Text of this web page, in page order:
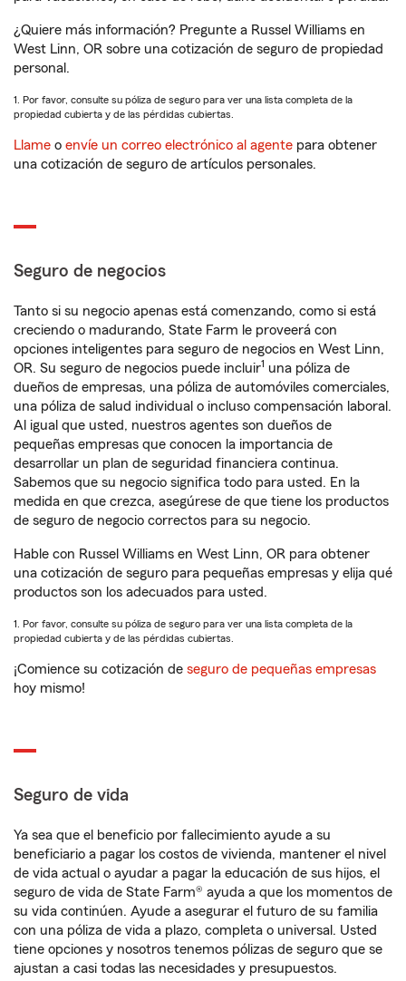
¿Quiere más información? Pregunte a Russel Williams en
West Linn, OR sobre una cotización de seguro de propiedad
personal.
1. Por favor, consulte su póliza de seguro para ver una lista completa de la
propiedad cubierta y de las pérdidas cubiertas.
Llame o envíe un correo electrónico al agente para obtener
una cotización de seguro de artículos personales.
Seguro de negocios
Tanto si su negocio apenas está comenzando, como si está
creciendo o madurando, State Farm le proveerá con
opciones inteligentes para seguro de negocios en West Linn,
OR. Su seguro de negocios puede incluir1 una póliza de
dueños de empresas, una póliza de automóviles comerciales,
una póliza de salud individual o incluso compensación laboral.
Al igual que usted, nuestros agentes son dueños de
pequeñas empresas que conocen la importancia de
desarrollar un plan de seguridad financiera continua.
Sabemos que su negocio significa todo para usted. En la
medida en que crezca, asegúrese de que tiene los productos
de seguro de negocio correctos para su negocio.
Hable con Russel Williams en West Linn, OR para obtener
una cotización de seguro para pequeñas empresas y elija qué
productos son los adecuados para usted.
1. Por favor, consulte su póliza de seguro para ver una lista completa de la
propiedad cubierta y de las pérdidas cubiertas.
¡Comience su cotización de seguro de pequeñas empresas
hoy mismo!
Seguro de vida
Ya sea que el beneficio por fallecimiento ayude a su
beneficiario a pagar los costos de vivienda, mantener el nivel
de vida actual o ayudar a pagar la educación de sus hijos, el
seguro de vida de State Farm® ayuda a que los momentos de
su vida continúen. Ayude a asegurar el futuro de su familia
con una póliza de vida a plazo, completa o universal. Usted
tiene opciones y nosotros tenemos pólizas de seguro que se
ajustan a casi todas las necesidades y presupuestos.